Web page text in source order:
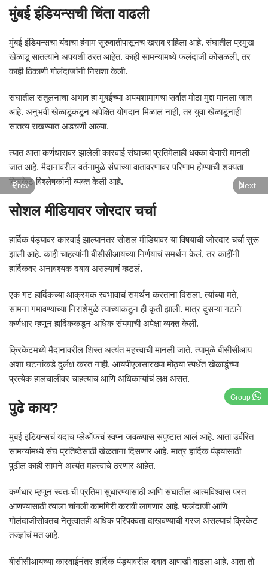
Group
मुंबई इंडियन्सची चिंता वाढली
मुंबई इंडियन्सचा यंदाचा हंगाम सुरुवातीपासूनच खराब राहिला आहे. संघातील प्रमुख
खेळाडू सातत्याने अपयशी ठरत आहेत. काही सामन्यांमध्ये फलंदाजी कोसळली, तर
काही ठिकाणी गोलंदाजांनी निराशा केली.
संघातील संतुलनाचा अभाव हा मुंबईच्या अपयशामागचा सर्वात मोठा मुद्दा मानला जात
आहे. अनुभवी खेळाडूंकडून अपेक्षित योगदान मिळालं नाही, तर युवा खेळाडूंनाही
सातत्य राखण्यात अडचणी आल्या.
त्यात आता कर्णधारावर झालेली कारवाई संघाच्या प्रतिमेलाही धक्का देणारी मानली
जात आहे. मैदानावरील वर्तनामुळे संघाच्या वातावरणावर परिणाम होण्याची शक्यता
क्रिकेट विश्लेषकांनी व्यक्त केली आहे.
सोशल मीडियावर जोरदार चर्चा
हार्दिक पंड्यावर कारवाई झाल्यानंतर सोशल मीडियावर या विषयाची जोरदार चर्चा सुरू
झाली आहे. काही चाहत्यांनी बीसीसीआयच्या निर्णयाचं समर्थन केलं, तर काहींनी
हार्दिकवर अनावश्यक दबाव असल्याचं म्हटलं.
एक गट हार्दिकच्या आक्रमक स्वभावाचं समर्थन करताना दिसला. त्यांच्या मते,
सामना गमावण्याच्या निराशेमुळे त्याच्याकडून ही कृती झाली. मात्र दुसऱ्या गटाने
कर्णधार म्हणून हार्दिककडून अधिक संयमाची अपेक्षा व्यक्त केली.
क्रिकेटमध्ये मैदानावरील शिस्त अत्यंत महत्त्वाची मानली जाते. त्यामुळे बीसीसीआय
अशा घटनांकडे दुर्लक्ष करत नाही. आयपीएलसारख्या मोठ्या स्पर्धेत खेळाडूंच्या
प्रत्येक हालचालीवर चाहत्यांचं आणि अधिकाऱ्यांचं लक्ष असतं.
पुढे काय?
मुंबई इंडियन्सचं यंदाचं प्लेऑफचं स्वप्न जवळपास संपुष्टात आलं आहे. आता उर्वरित
सामन्यांमध्ये संघ प्रतिष्ठेसाठी खेळताना दिसणार आहे. मात्र हार्दिक पंड्यासाठी
पुढील काही सामने अत्यंत महत्त्वाचे ठरणार आहेत.
कर्णधार म्हणून स्वतःची प्रतिमा सुधारण्यासाठी आणि संघातील आत्मविश्वास परत
आणण्यासाठी त्याला चांगली कामगिरी करावी लागणार आहे. फलंदाजी आणि
गोलंदाजीसोबतच नेतृत्वातही अधिक परिपक्वता दाखवण्याची गरज असल्याचं क्रिकेट
तज्ज्ञांचं मत आहे.
बीसीसीआयच्या कारवाईनंतर हार्दिक पंड्यावरील दबाव आणखी वाढला आहे. आता तो
Prev Next